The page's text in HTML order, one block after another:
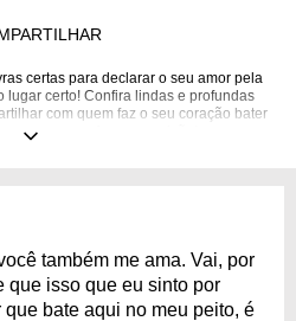
certas para declarar o seu amor pela
lugar certo! Confira lindas e profundas
com quem faz o seu coração bater
para confessar a paixão!
também me ama. Vai, por
que isso que eu sinto por
bate aqui no meu peito, é